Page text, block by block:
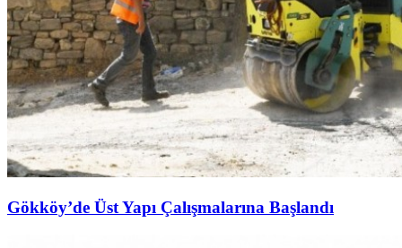
Gökköy’de Üst Yapı Çalışmalarına Başlandı